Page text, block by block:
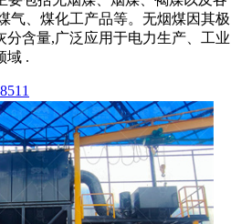
气、煤化工产品等。无烟煤因其极
分含量,广泛应用于电力生产、工业
域 .